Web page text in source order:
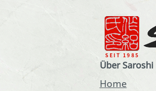
Über Saroshi
Home